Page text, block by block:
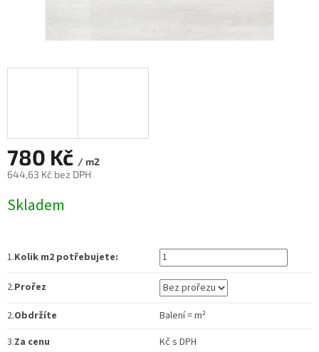
780 Kč / m2
644,63 Kč bez DPH
cena:
Skladem
1.Kolik m2 potřebujete:
2.Prořez
2.Obdržíte Balení=m²
3.Za cenu Kč s DPH